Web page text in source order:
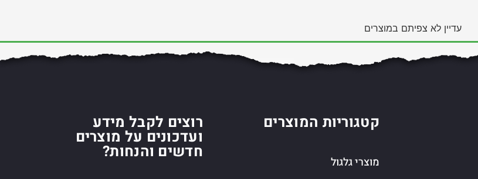
עדיין לא צפיתם במוצרים
קטגוריות המוצרים
מוצרי גלגול
רוצים לקבל מידע
ועדכונים על מוצרים
חדשים והנחות?